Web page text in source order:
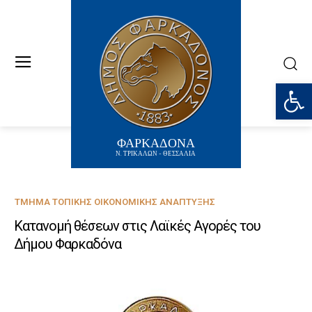
ΦΑΡΚΑΔΟΝΑ
Ν. ΤΡΙΚΑΛΩΝ - ΘΕΣΣΑΛΙΑ
ΤΜΉΜΑ ΤΟΠΙΚΉΣ ΟΙΚΟΝΟΜΙΚΉΣ ΑΝΆΠΤΥΞΗΣ
Κατανομή θέσεων στις Λαϊκές Αγορές του
Δήμου Φαρκαδόνα